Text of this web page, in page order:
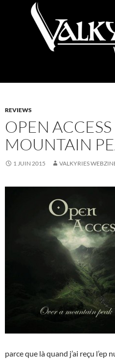
REVIEWS
OPEN
MOUNTAIN
1 JUIN 2015 VALKYRIES
parce que là quand j’ai reçu l’ep